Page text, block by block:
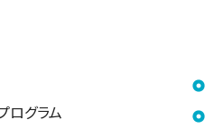
ログラム